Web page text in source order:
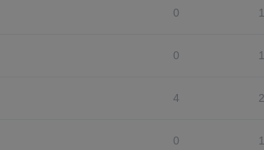
0
0
4
0